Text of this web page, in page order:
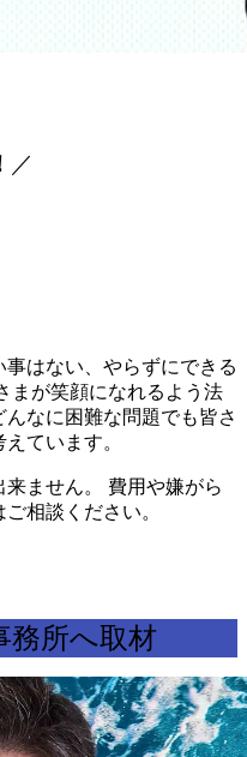
／
はない、やらずにできる
まが笑顔になれるよう法
なに困難な問題でも皆さ
ています。
ません。
費用や嫌がら
相談ください。
務所へ取材